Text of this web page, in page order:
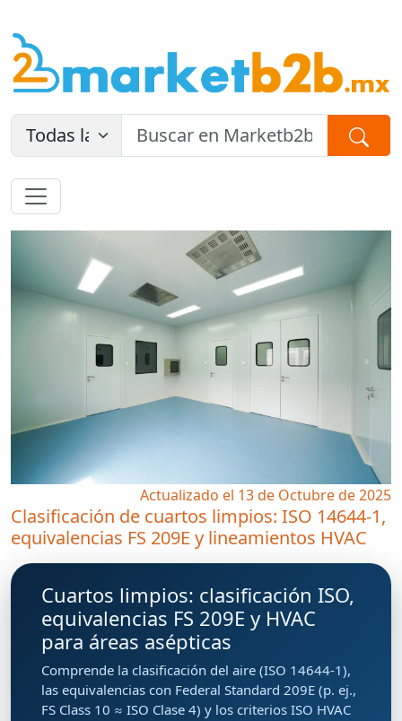
Actualizado el 13 de Octubre de 2025
Clasificación de cuartos limpios: ISO 14644-1,
equivalencias FS 209E y lineamientos HVAC
Cuartos limpios: clasificación ISO,
equivalencias FS 209E y HVAC
para áreas asépticas
Comprende la clasificación del aire (ISO 14644-1),
las equivalencias con Federal Standard 209E (p. ej.,
FS Class 10 ≈ ISO Clase 4) y los criterios ISO HVAC